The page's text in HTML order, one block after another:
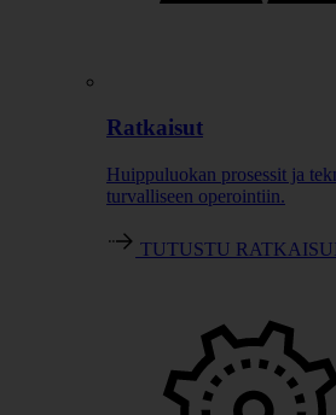
Ratkaisut
Huippuluokan prosessit ja
turvalliseen operointiin.
TUTUSTU